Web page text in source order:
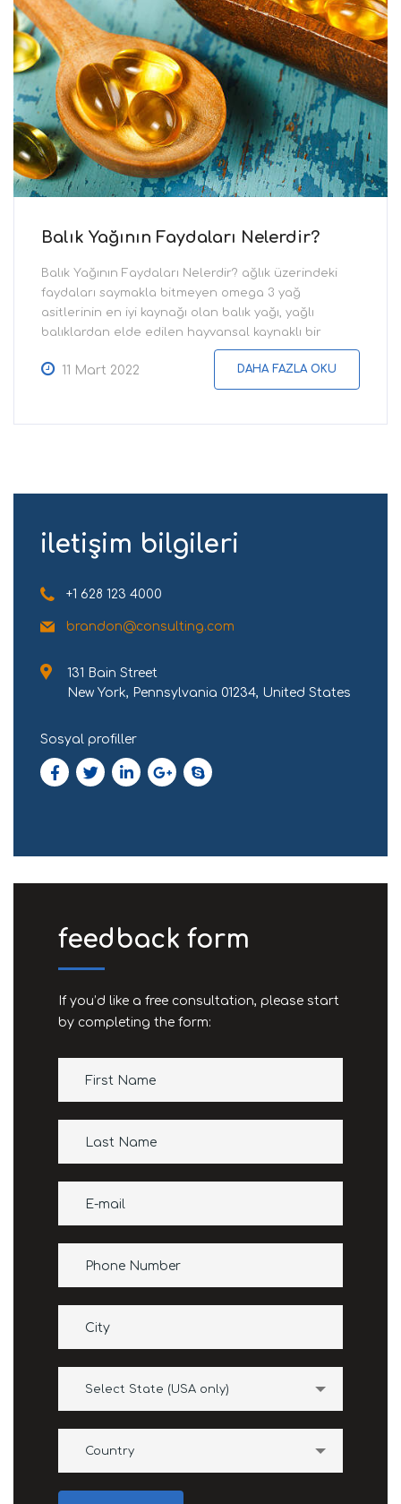
Balık Yağının Faydaları Nelerdir?
Balık Yağının Faydaları Nelerdir? ağlık üzerindeki
faydaları saymakla bitmeyen omega 3 yağ
asitlerinin en iyi kaynağı olan balık yağı, yağlı
balıklardan elde edilen hayvansal kaynaklı bir
yağdır. Omega 3 yağ asitleri ve ayrıca D vitamini de
içeren balık yağı takviyeleri hem çocuklar hem de
yetişkinler tarafından kullanılmaktadır. Normal
11 Mart 2022 DAHA FAZLA OKU
iletişim bilgileri
+1 628 123 4000
brandon@consulting.com
131 Bain Street
New York, Pennsylvania 01234, United States
Sosyal profiller
feedback form
If you’d like a free consultation, please start
by completing the form:
Select State (USA only)
Country